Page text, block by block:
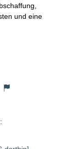
und eine